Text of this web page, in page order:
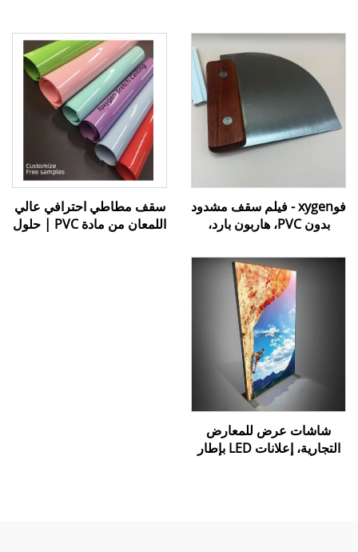
فوxygen - فيلم سقف مشدود
بدون PVC، هاربون بارد،
أدوات تركيب، مسطرة
سقف مطاطي احترافي عالي
اللمعان من مادة PVC | حلول
شاشات عرض للمعارض
التجارية، إعلانات LED بإطار